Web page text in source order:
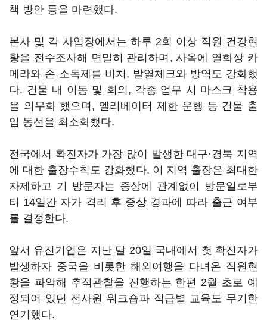
책 방안 등을 마련했다.
본사 및 각 사업장에서는 하루 2회 이상 직원 건강현
황을 전수조사해 면밀히 관리하며, 사옥에 열화상 카
메라와 손 소독제를 비치, 발열체크와 방역도 강화했
다. 건물 내 이동 및 회의, 각종 업무 시 마스크 착용
을 의무화 했으며, 엘리베이터 제한 운행 등 건물 출
입 동선을 최소화했다.
전국에서 확진자가 가장 많이 발생한 대구·경북 지역
에 대한 출장수칙도 강화했다. 이 지역 출장은 최대한
자제하고 기 방문자는 증상에 관계없이 방문일로부
터 14일간 자가 격리 후 증상 경과에 따라 출근 여부
를 결정한다.
앞서 유진기업은 지난 달 20일 국내에서 첫 확진자가
발생하자 중국을 비롯한 해외여행을 다녀온 직원현
황을 파악해 추적관찰을 진행하는 한편 2월 초로 예
정되어 있던 전사원 워크숍과 직급별 교육도 무기한
연기했다.